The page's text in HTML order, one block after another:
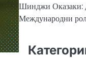
Шинджи Оказаки:
Международни